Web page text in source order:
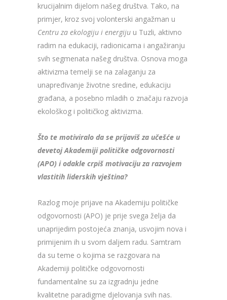
krucijalnim dijelom našeg društva. Tako, na
primjer, kroz svoj volonterski angažman u
Centru za ekologiju i energiju u Tuzli, aktivno
radim na edukaciji, radionicama i angažiranju
svih segmenata našeg društva. Osnova moga
aktivizma temelji se na zalaganju za
unapređivanje životne sredine, edukaciju
građana, a posebno mladih o značaju razvoja
ekološkog i političkog aktivizma.
Što te motiviralo da se prijaviš za učešće u
devetoj Akademiji političke odgovornosti
(APO) i odakle crpiš motivaciju za razvojem
vlastitih liderskih vještina?
Razlog moje prijave na Akademiju političke
odgovornosti (APO) je prije svega želja da
unaprijedim postojeća znanja, usvojim nova i
primijenim ih u svom daljem radu. Samtram
da su teme o kojima se razgovara na
Akademiji političke odgovornosti
fundamentalne su za izgradnju jedne
kvalitetne paradigme djelovanja svih nas.